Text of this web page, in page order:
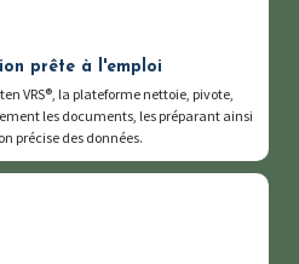
prête à l'emploi
VRS®, la plateforme nettoie, pivote,
les documents, les préparant ainsi
précise des données.